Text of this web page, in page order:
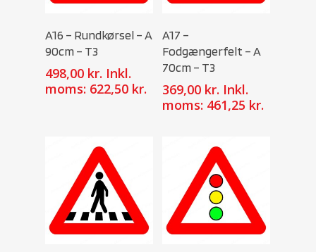
A16 – Rundkørsel – A
90cm – T3
498,00 kr. Inkl.
moms: 622,50 kr.
A17 –
Fodgængerfelt – A
70cm – T3
369,00 kr. Inkl.
moms: 461,25 kr.